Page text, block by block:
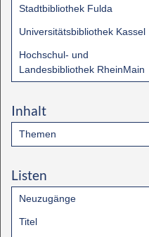
Stadtbibliothek Fulda
Universitätsbibliothek Kassel
Hochschul- und
Landesbibliothek RheinMain
Inhalt
Themen
Listen
Neuzugänge
Titel